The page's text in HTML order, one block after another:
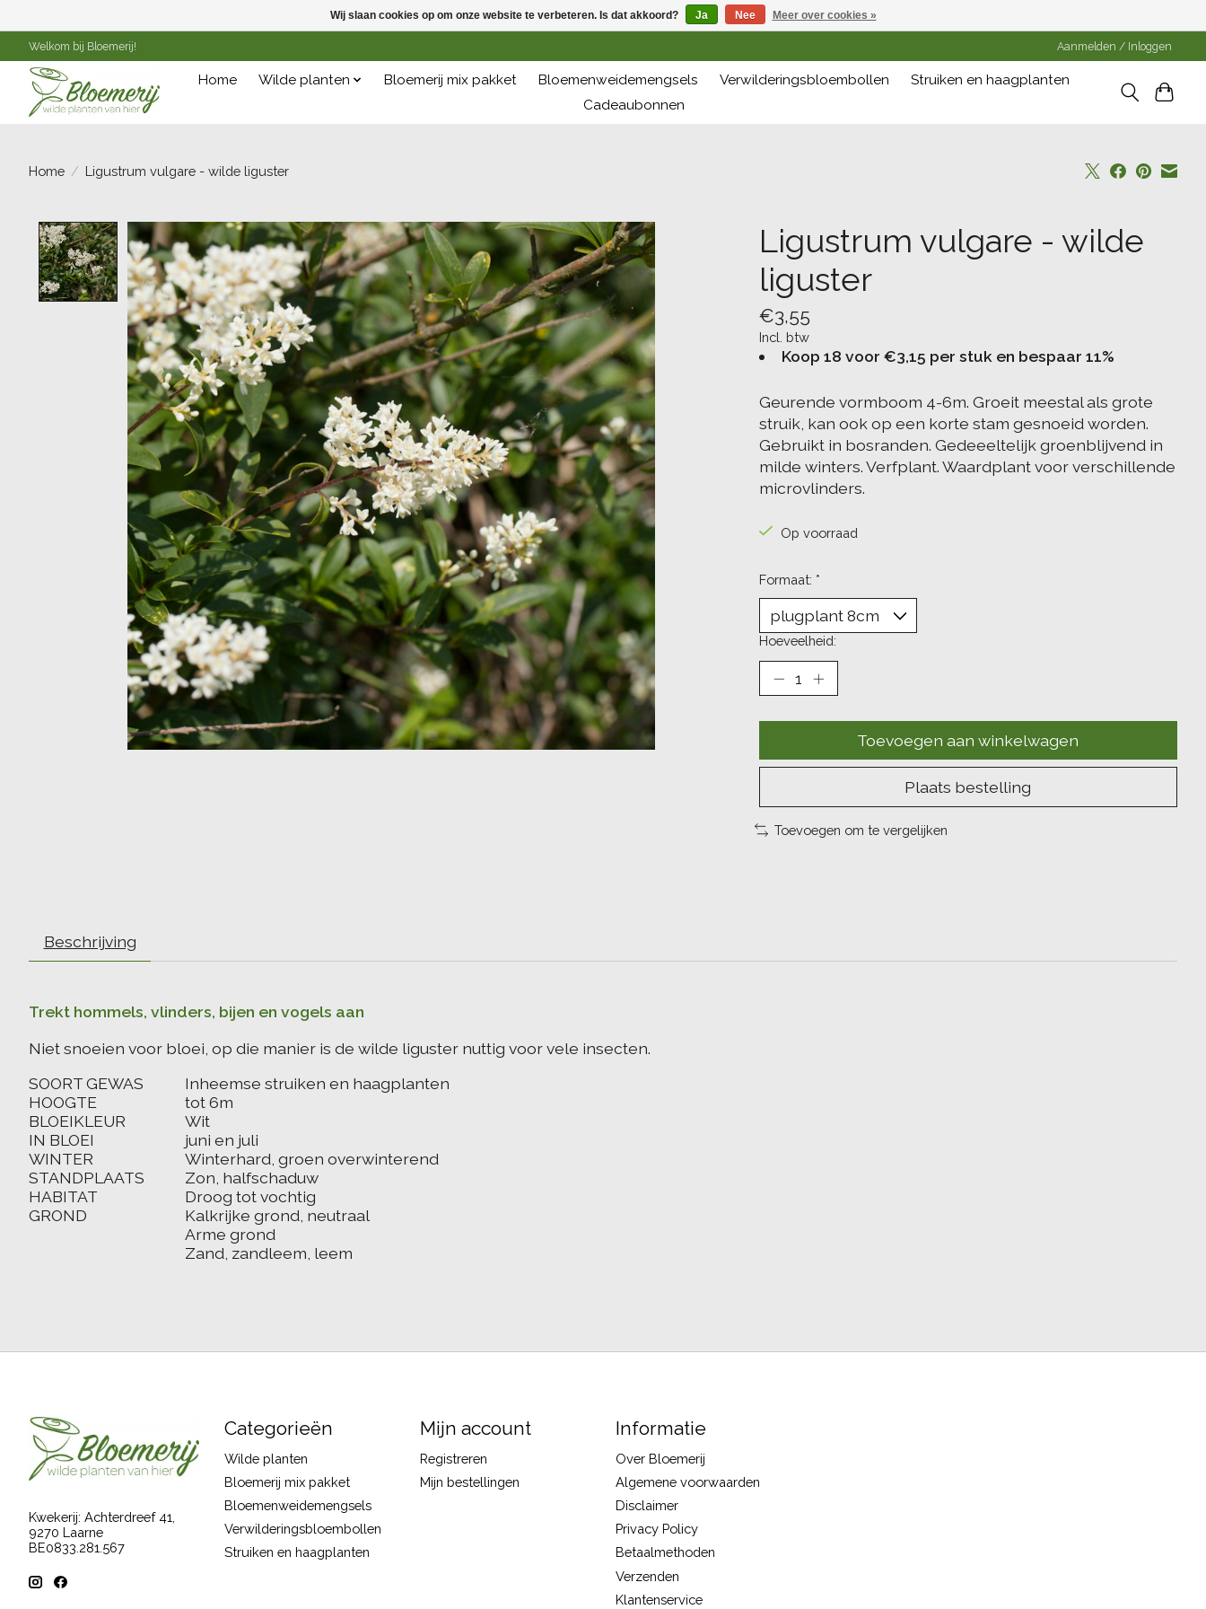
Welkom bij Bloemerij! Aanmelden / Inloggen
Home Wilde planten Bloemerij mix pakket Bloemenweidemengsels Verwilderingsbloembollen
Struiken en haagplanten
Cadeaubonnen
Home / Ligustrum vulgare - wilde liguster
Product image slideshow Items
Ligustrum vulgare - wilde
liguster
€3,55
Incl. btw
Koop 18 voor €3,15 per stuk en bespaar 11%
Geurende vormboom 4-6m. Groeit meestal als grote
struik, kan ook op een korte stam gesnoeid worden.
Gebruikt in bosranden. Gedeeeltelijk groenblijvend in
milde winters. Verfplant. Waardplant voor verschillende
microvlinders.
Op voorraad
Formaat: *
Hoeveelheid:
Toevoegen aan winkelwagen
Plaats bestelling
Toevoegen om te vergelijken
Beschrijving
Trekt hommels, vlinders, bijen en vogels aan
Niet snoeien voor bloei, op die manier is de wilde liguster nuttig voor vele insecten.
SOORT GEWAS
Inheemse struiken en haagplanten
HOOGTE
tot 6m
BLOEIKLEUR
Wit
IN BLOEI
juni en juli
WINTER
Winterhard, groen overwinterend
STANDPLAATS
Zon, halfschaduw
HABITAT
Droog tot vochtig
GROND
Kalkrijke grond, neutraal
Arme grond
Zand, zandleem, leem
Kwekerij: Achterdreef 41,
9270 Laarne
BE0833.281.567
Categorieën
Wilde planten
Bloemerij mix pakket
Bloemenweidemengsels
Verwilderingsbloembollen
Struiken en haagplanten
Mijn account
Registreren
Mijn bestellingen
Informatie
Over Bloemerij
Algemene voorwaarden
Disclaimer
Privacy Policy
Betaalmethoden
Verzenden
Klantenservice
Wij slaan cookies op om onze website te verbeteren. Is dat akkoord? Ja Nee Meer over cookies »